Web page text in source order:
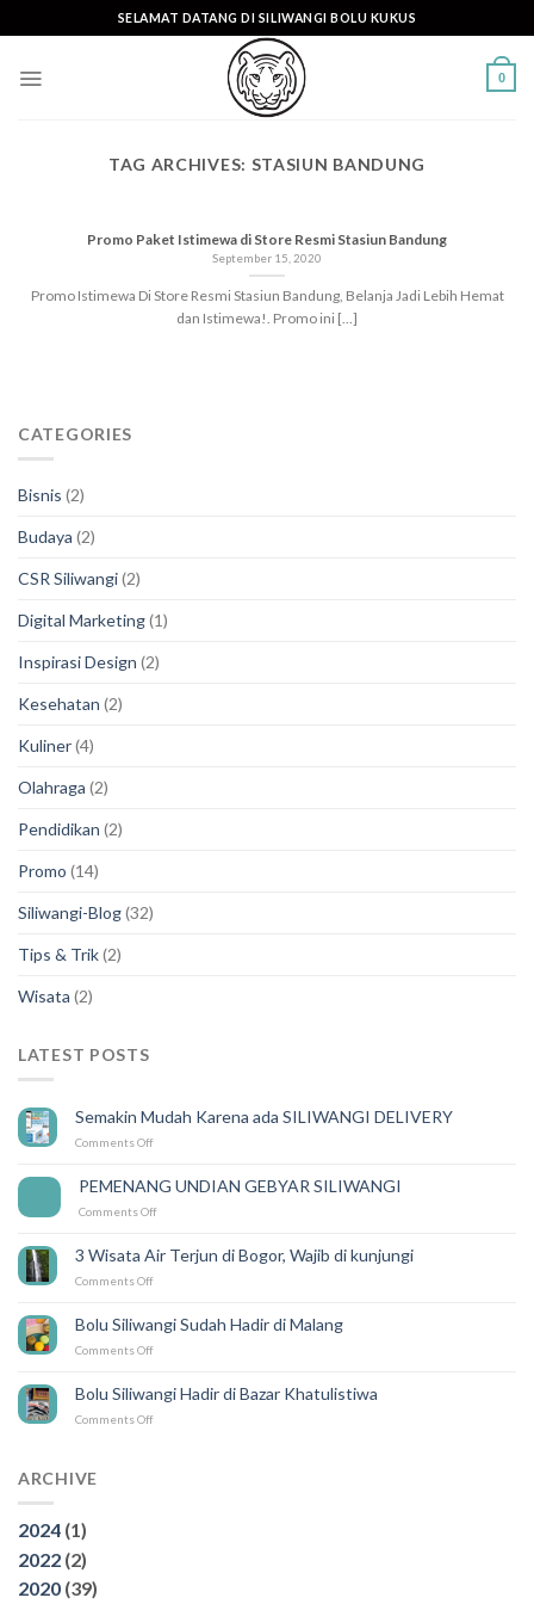
to
SELAMAT DATANG DI SILIWANGI BOLU KUKUS
0
TAG ARCHIVES: STASIUN BANDUNG
CATEGORIES
Bisnis (2)
Budaya (2)
CSR Siliwangi(2)
Digital Marketing(1)
Inspirasi Design (2)
Kesehatan (2)
Kuliner(4)
Olahraga (2)
Pendidikan (2)
Promo (14)
Siliwangi-Blog(32)
Tips & Trik(2)
Wisata (2)
LATEST POSTS
Semakin Mudah Karena ada SILIWANGI DELIVERY
Comments Offon
Karena
ada
DELIVERY
PEMENANG UNDIAN GEBYAR SILIWANGI
Comments Offon
GEBYAR
3 Wisata Air Terjun di Bogor, Wajib di kunjungi
Comments Offon
Air
Terjun
Bogor,
Wajib
di
Bolu Siliwangi Sudah Hadir di Malang
Comments Offon
Sudah
Hadir
Bolu Siliwangi Hadir di Bazar Khatulistiwa
Comments Offon
ARCHIVE
2024 (1)
2022 (2)
2020 (39)
Promo Paket Istimewa di Store Resmi Stasiun Bandung
September 15, 2020
Promo Istimewa Di Store Resmi Stasiun Bandung, Belanja Jadi Lebih Hemat
dan Istimewa!. Promo ini [...]